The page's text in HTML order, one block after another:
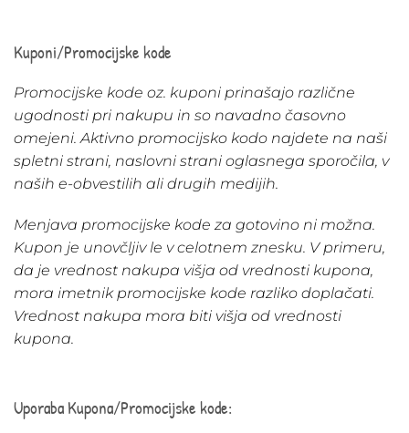
Kuponi/Promocijske kode
Promocijske kode oz. kuponi prinašajo različne
ugodnosti pri nakupu in so navadno časovno
omejeni. Aktivno promocijsko kodo najdete na naši
spletni strani, naslovni strani oglasnega sporočila, v
naših e-obvestilih ali drugih medijih.
Menjava promocijske kode za gotovino ni možna.
Kupon je unovčljiv le v celotnem znesku. V primeru,
da je vrednost nakupa višja od vrednosti kupona,
mora imetnik promocijske kode razliko doplačati.
Vrednost nakupa mora biti višja od vrednosti
kupona.
Uporaba Kupona/Promocijske kode: